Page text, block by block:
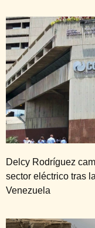
Delcy Rodríguez
sector eléctrico tras
Venezuela